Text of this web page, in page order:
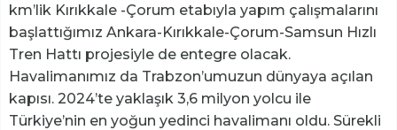
km’lik Kırıkkale -Çorum etabıyla yapım çalışmalarını
başlattığımız Ankara-Kırıkkale-Çorum-Samsun Hızlı
Tren Hattı projesiyle de entegre olacak.
Havalimanımız da Trabzon’umuzun dünyaya açılan
kapısı. 2024’te yaklaşık 3,6 milyon yolcu ile
Türkiye’nin en yoğun yedinci havalimanı oldu. Sürekli